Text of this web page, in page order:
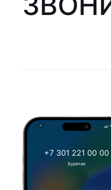
+7 301 221 00 00
Бурятия